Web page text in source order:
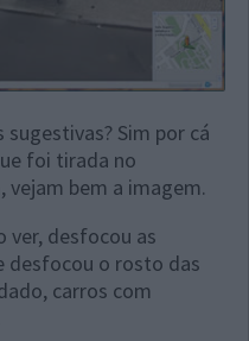
Sim por cá
foi tirada no
bem a imagem.
ver, desfocou as
desfocou o rosto das
carros com